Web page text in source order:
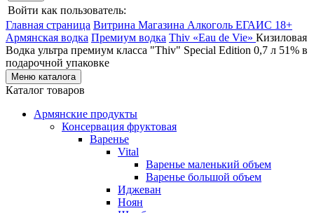
Войти как пользователь:
Главная страница Витрина Магазина Алкоголь ЕГАИС 18+
Армянская водка Премиум водка Thiv «Eau de Vie» Кизиловая
Водка ультра премиум класса "Thiv" Special Edition 0,7 л 51% в
подарочной упаковке
Меню каталога
Каталог товаров
Армянские продукты
Консервация фруктовая
Варенье
Vital
Варенье маленький объем
Варенье большой объем
Иджеван
Ноян